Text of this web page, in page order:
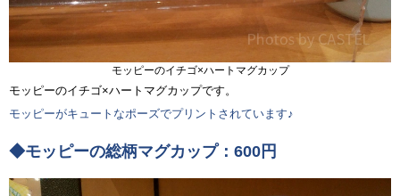
モッピーのイチゴ×ハートマグカップ
モッピーのイチゴ×ハートマグカップです。
モッピーがキュートなポーズでプリントされています♪
◆モッピーの総柄マグカップ：600円